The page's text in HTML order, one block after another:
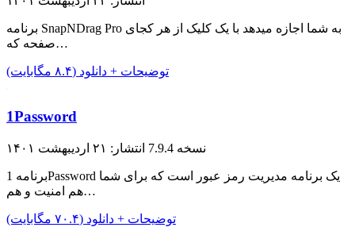
برنامه SnapNDrag Pro به شما اجازه میدهد با یک کلیک از هر کجای
صفحه که…
توضیحات + دانلود (۸.۴ مگابایت)
1Password
نسخه 7.9.4 انتشار: ۲۱ اردیبهشت ۱۴۰۱
برنامه 1Password یک برنامه مدیریت رمز عبور است که برای شما
هم امنیت و هم…
توضیحات + دانلود (۷۰.۴ مگابایت)